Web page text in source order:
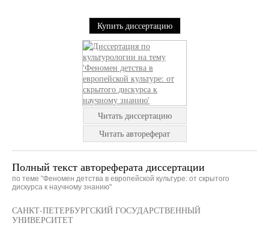
Купить диссертацию
Читать диссертацию
Читать автореферат
Полный текст автореферата диссертации
по теме "Феномен детства в европейской культуре: от скрытого
дискурса к научному знанию"
САНКТ-ПЕТЕРБУРГСКИЙ ГОСУДАРСТВЕННЫЙ
УНИВЕРСИТЕТ